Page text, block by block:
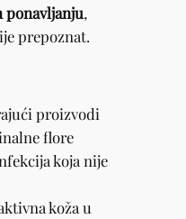
,
prepoznat.
proizvodi
flore
koja nije
koža u